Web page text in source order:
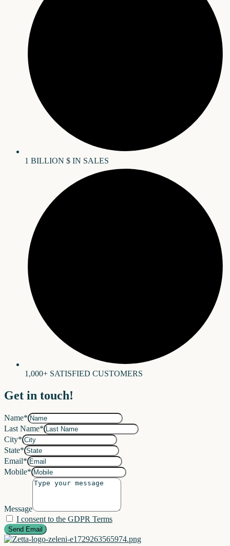
1 BILLION $ IN SALES
1,000+ SATISFIED CUSTOMERS
Get in touch!
Name*
Last Name*
City*
State*
Email*
Mobile*
Message
I consent to the GDPR Terms
Send Email